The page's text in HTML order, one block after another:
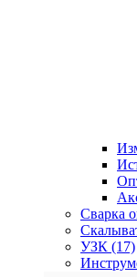
Сварка
УЗК (17)